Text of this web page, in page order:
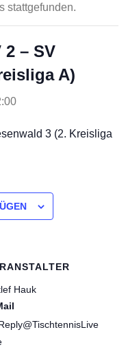
stattgefunden.
– SV
A)
3 (2. Kreisliga
Hauk